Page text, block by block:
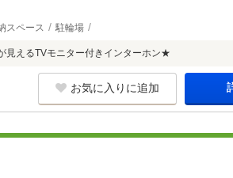
スペース 駐輪場
見えるTVモニター付きインターホン★
お気に入りに追加